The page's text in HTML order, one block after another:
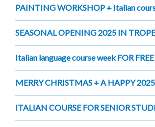
PAINTING WORKSHOP + Italian
SEASONAL OPENING 2025 IN
Italian language course week FOR FREE
MERRY CHRISTMAS + A HAPPY 2025
ITALIAN COURSE FOR SENIOR